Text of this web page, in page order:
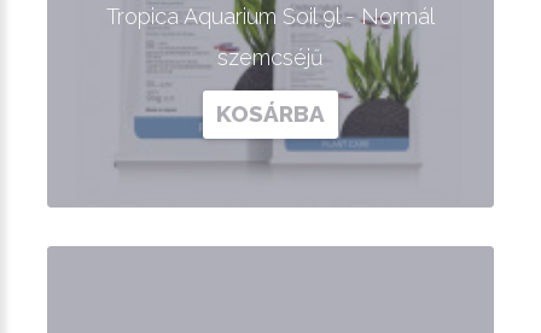
Tropica Aquarium Soil 9l - Normál
szemcséjű
KOSÁRBA